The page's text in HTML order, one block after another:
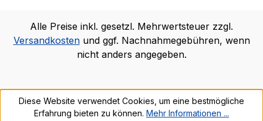
Alle Preise inkl. gesetzl. Mehrwertsteuer zzgl.
Versandkostenund ggf. Nachnahmegebühren, wenn
nicht anders angegeben.
Diese Website verwendet Cookies, um eine bestmögliche
Erfahrung bieten zu können. Mehr Informationen ...